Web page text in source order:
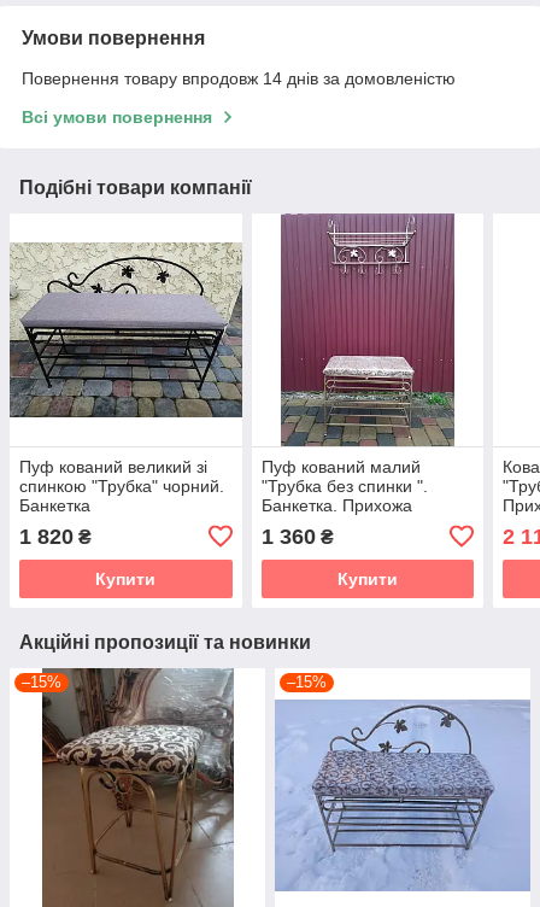
Умови повернення
Повернення товару впродовж 14 днів за домовленістю
Всі умови повернення
Подібні товари компанії
Пуф кований великий зі
спинкою "Трубка" чорний.
Банкетка
1 820 ₴
Купити
Пуф кований малий
"Трубка без спинки ".
Банкетка. Прихожа
1 360₴
Купити
2
Акційні пропозиції та новинки
–15% –15%